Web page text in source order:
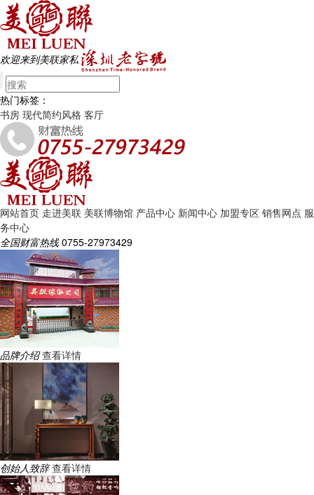
欢迎来到美联家私
热门标签：
书房 现代简约风格 客厅
网站首页 走进美联 美联博物馆 产品中心 新闻中心 加盟专区 销售网点 服
务中心
全国财富热线 0755-27973429
品牌介绍 查看详情
创始人致辞 查看详情